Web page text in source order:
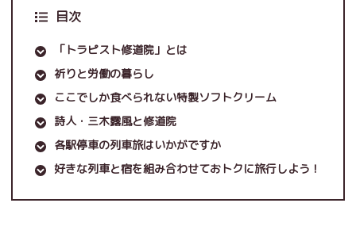
目次
「トラピスト修道院」とは
祈りと労働の暮らし
ここでしか食べられない特製ソフトクリーム
詩人・三木露風と修道院
各駅停車の列車旅はいかがですか
好きな列車と宿を組み合わせておトクに旅行しよう！